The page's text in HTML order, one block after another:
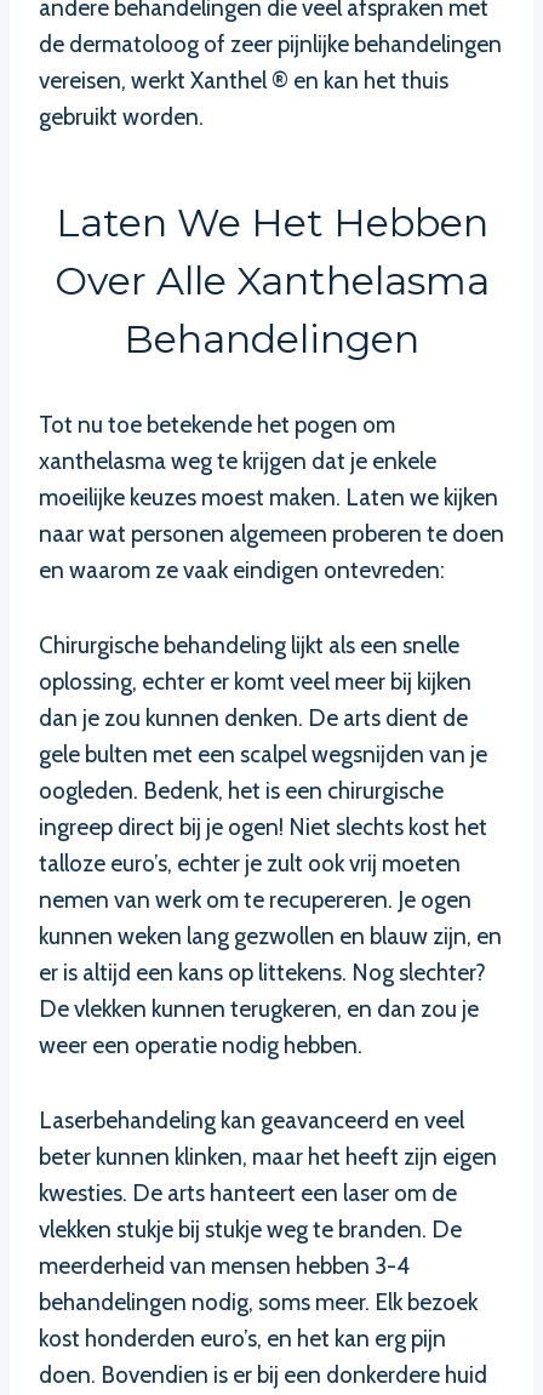
andere behandelingen die veel afspraken met
de dermatoloog of zeer pijnlijke behandelingen
vereisen, werkt Xanthel ® en kan het thuis
gebruikt worden.
Laten We Het Hebben
Over Alle Xanthelasma
Behandelingen
Tot nu toe betekende het pogen om
xanthelasma weg te krijgen dat je enkele
moeilijke keuzes moest maken. Laten we kijken
naar wat personen algemeen proberen te doen
en waarom ze vaak eindigen ontevreden:
Chirurgische behandeling lijkt als een snelle
oplossing, echter er komt veel meer bij kijken
dan je zou kunnen denken. De arts dient de
gele bulten met een scalpel wegsnijden van je
oogleden. Bedenk, het is een chirurgische
ingreep direct bij je ogen! Niet slechts kost het
talloze euro’s, echter je zult ook vrij moeten
nemen van werk om te recupereren. Je ogen
kunnen weken lang gezwollen en blauw zijn, en
er is altijd een kans op littekens. Nog slechter?
De vlekken kunnen terugkeren, en dan zou je
weer een operatie nodig hebben.
Laserbehandeling kan geavanceerd en veel
beter kunnen klinken, maar het heeft zijn eigen
kwesties. De arts hanteert een laser om de
vlekken stukje bij stukje weg te branden. De
meerderheid van mensen hebben 3-4
behandelingen nodig, soms meer. Elk bezoek
kost honderden euro’s, en het kan erg pijn
doen. Bovendien is er bij een donkerdere huid